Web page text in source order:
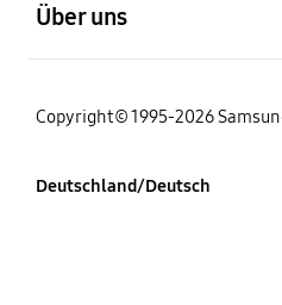
Über uns
Copyright© 1995-2026
Deutschland/Deutsch